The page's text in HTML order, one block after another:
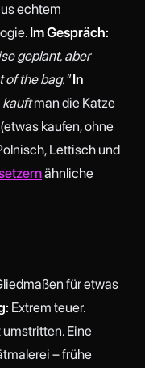
echtem
Im Gespräch:
geplant, aber
of the bag." In
kauftman die Katze
kaufen, ohne
Lettisch und
ähnliche
für etwas
Extrem teuer.
Eine
– frühe